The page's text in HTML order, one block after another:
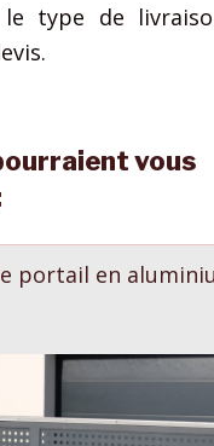
type de
vous
portail en